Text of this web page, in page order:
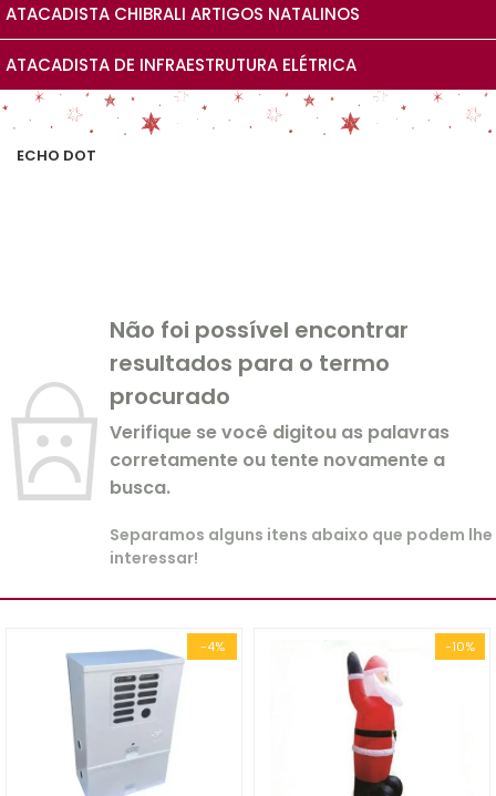
ATACADISTA CHIBRALI ARTIGOS NATALINOS
ATACADISTA DE INFRAESTRUTURA ELÉTRICA
ECHO DOT
Não foi possível encontrar
resultados para o termo
procurado
Verifique se você digitou as palavras
corretamente ou tente novamente a
busca.
Separamos alguns itens abaixo que podem lhe
interessar!
-4% -10%